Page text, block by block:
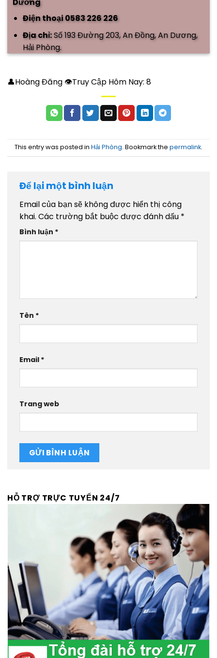
Dương
Điện thoại 0583 226 226
Địa chỉ:Số 193 Đường 203, An Đồng, An Dương,
Hải Phòng.
👤Hoàng Đăng 👁Truy Cập Hôm Nay: 8
This entry was posted in Hải Phòng. Bookmark the permalink.
Để lại một bình luận
Email của bạn sẽ không được hiển thị công
khai. Các trường bắt buộc được đánh dấu *
Bình luận *
Tên *
Email *
Trang web
HỖ TRỢ TRỰC TUYẾN 24/7